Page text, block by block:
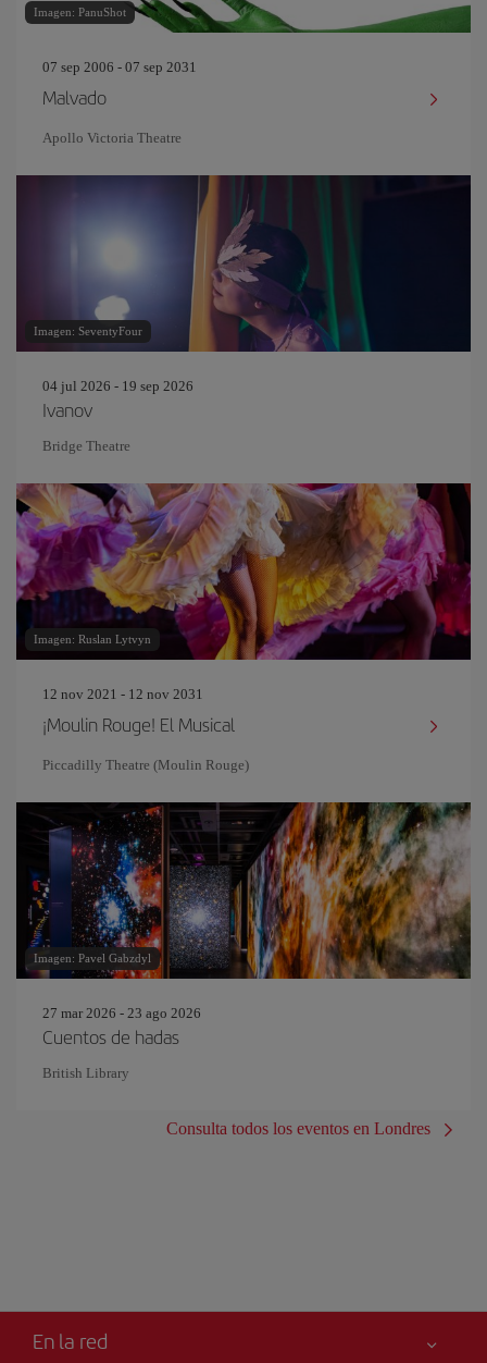
Imagen: PanuShot
07 sep 2006 - 07 sep 2031
Malvado
Apollo Victoria Theatre
Imagen: SeventyFour
04 jul 2026 - 19 sep 2026
Ivanov
Bridge Theatre
Imagen: Ruslan Lytvyn
12 nov 2021 - 12 nov 2031
¡Moulin Rouge! El Musical
Piccadilly Theatre (Moulin Rouge)
Imagen: Pavel Gabzdyl
27 mar 2026 - 23 ago 2026
Cuentos de hadas
British Library
Consulta todos los eventos en Londres
En la red